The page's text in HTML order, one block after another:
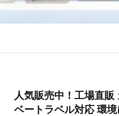
人気販売中！工場直
ベートラベル対応 環